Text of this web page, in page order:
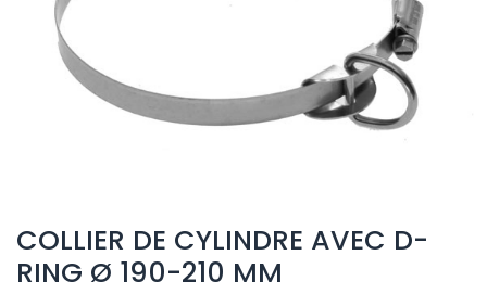
COLLIER DE CYLINDRE AVEC D-
RING Ø 190-210 MM